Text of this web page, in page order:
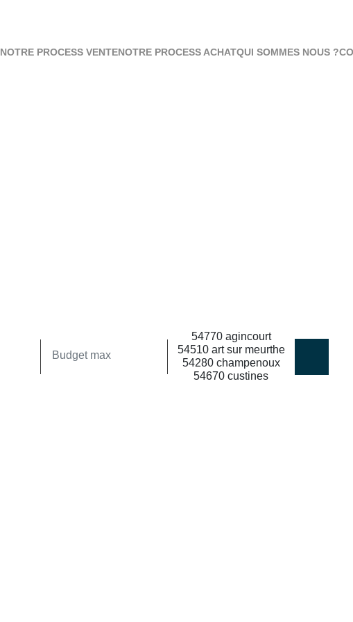
NOTRE PROCESS VENTENOTRE PROCESS ACHATQUI SOMMES NOUS ?